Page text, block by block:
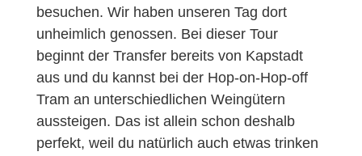
besuchen. Wir haben unseren Tag dort
unheimlich genossen. Bei dieser Tour
beginnt der Transfer bereits von Kapstadt
aus und du kannst bei der Hop-on-Hop-off
Tram an unterschiedlichen Weingütern
aussteigen. Das ist allein schon deshalb
perfekt, weil du natürlich auch etwas trinken